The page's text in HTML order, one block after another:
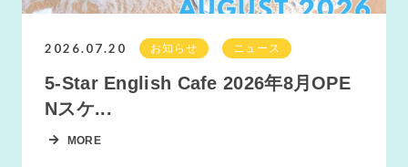
2026.07.20 お知らせ ニュース
5-Star English Cafe 2026年8月OPE
Nスケ...
MORE